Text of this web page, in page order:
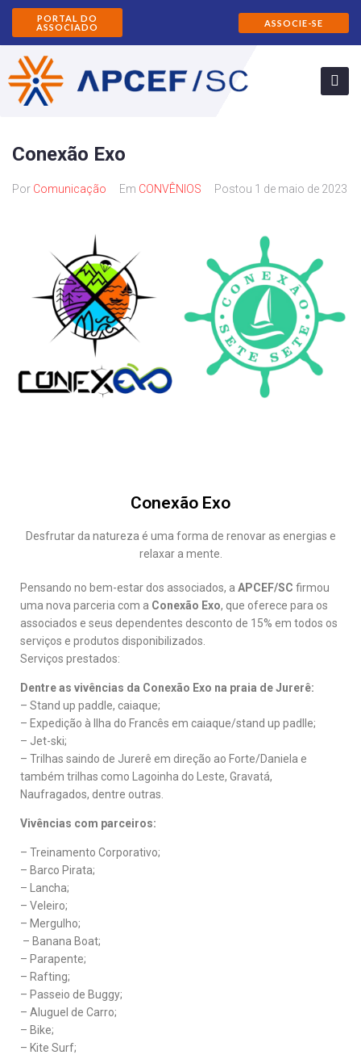
PORTAL DO
ASSOCIADO
ASSOCIE-SE
Conexão Exo
Por Comunicação Em CONVÊNIOS Postou 1 de maio de 2023
Conexão Exo
Desfrutar da natureza é uma forma de renovar as energias e
relaxar a mente.
Pensando no bem-estar dos associados, a APCEF/SC firmou
uma nova parceria com a Conexão Exo, que oferece para os
associados e seus dependentes desconto de 15% em todos os
serviços e produtos disponibilizados.
Serviços prestados:
Dentre as vivências da Conexão Exo na praia de Jurerê:
– Stand up paddle, caiaque;
– Expedição à Ilha do Francês em caiaque/stand up padlle;
– Jet-ski;
– Trilhas saindo de Jurerê em direção ao Forte/Daniela e
também trilhas como Lagoinha do Leste, Gravatá,
Naufragados, dentre outras.
Vivências com parceiros:
– Treinamento Corporativo;
– Barco Pirata;
– Lancha;
– Veleiro;
– Mergulho;
– Banana Boat;
– Parapente;
– Rafting;
– Passeio de Buggy;
– Aluguel de Carro;
– Bike;
– Kite Surf;